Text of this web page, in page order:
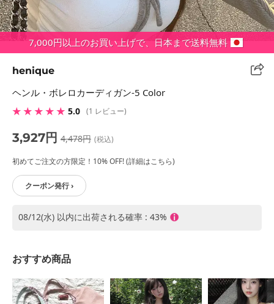
7,000円以上のお買い上げで、日本まで送料無料
henique
ヘンル・ボレロカーディガン-5 Color
★ ★ ★ ★ ★ 5.0 (1 レビュー)
3,927円 4,478円 (税込)
初めてご注文の方限定！10% OFF! (詳細はこちら)
クーポン発行 ›
08/12(水) 以内に出荷される確率 : 43%
おすすめ商品